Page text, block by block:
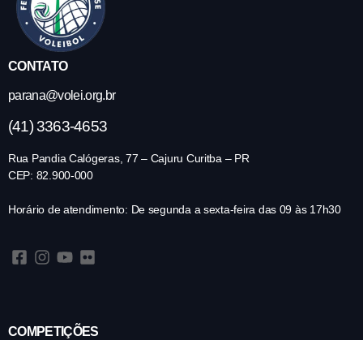
CONTATO
parana@volei.org.br
(41) 3363-4653
Rua Pandia Calógeras, 77 – Cajuru Curitba – PR
CEP: 82.900-000
Horário de atendimento: De segunda a sexta-feira das 09 às 17h30
COMPETIÇÕES